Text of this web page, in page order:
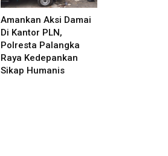
Amankan Aksi Damai
Di Kantor PLN,
Polresta Palangka
Raya Kedepankan
Sikap Humanis